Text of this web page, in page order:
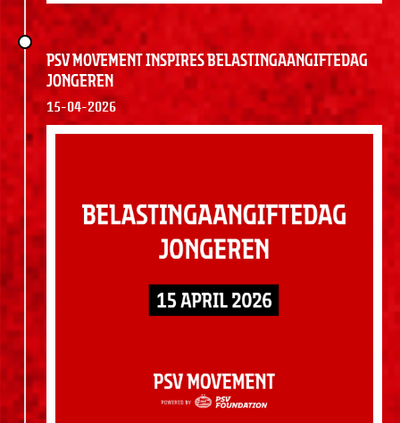
PSV Movement Inspires Belastingaangiftedag
jongeren
15-04-2026